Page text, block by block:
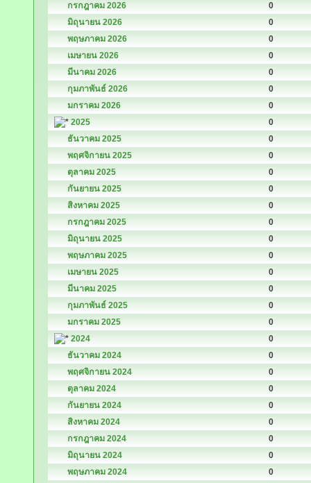
กรกฎาคม 2026
0
มิถุนายน 2026
0
พฤษภาคม 2026
0
เมษายน 2026
0
มีนาคม 2026
0
กุมภาพันธ์ 2026
0
มกราคม 2026
0
2025
0
ธันวาคม 2025
0
พฤศจิกายน 2025
0
ตุลาคม 2025
0
กันยายน 2025
0
สิงหาคม 2025
0
กรกฎาคม 2025
0
มิถุนายน 2025
0
พฤษภาคม 2025
0
เมษายน 2025
0
มีนาคม 2025
0
กุมภาพันธ์ 2025
0
มกราคม 2025
0
2024
0
ธันวาคม 2024
0
พฤศจิกายน 2024
0
ตุลาคม 2024
0
กันยายน 2024
0
สิงหาคม 2024
0
กรกฎาคม 2024
0
มิถุนายน 2024
0
พฤษภาคม 2024
0